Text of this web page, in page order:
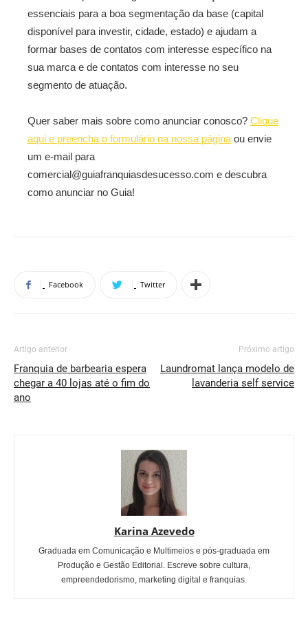
essenciais para a boa segmentação da base (capital
disponível para investir, cidade, estado) e ajudam a
formar bases de contatos com interesse específico na
sua marca e de contatos com interesse no seu
segmento de atuação.
Quer saber mais sobre como anunciar conosco? Clique
aqui e preencha o formulário na nossa página ou envie
um e-mail para
comercial@guiafranquiasdesucesso.com e descubra
como anunciar no Guia!
Facebook Twitter
Artigo anterior
Franquia de barbearia espera
chegar a 40 lojas até o fim do
ano
Próximo artigo
Laundromat lança modelo de
lavanderia self service
Karina Azevedo
Graduada em Comunicação e Multimeios e pós-graduada em
Produção e Gestão Editorial. Escreve sobre cultura,
empreendedorismo, marketing digital e franquias.